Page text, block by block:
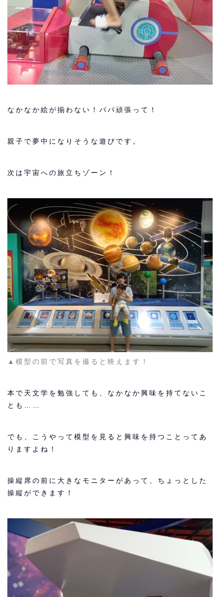
なかなか絵が揃わない！パパ頑張って！
親子で夢中になりそうな遊びです。
次は宇宙への旅立ちゾーン！
▲模型の前で写真を撮ると映えます！
本で天文学を勉強しても、なかなか興味を持てないこ
とも……
でも、こうやって模型を見ると興味を持つことってあ
りますよね！
操縦席の前に大きなモニターがあって、ちょっとした
操縦ができます！